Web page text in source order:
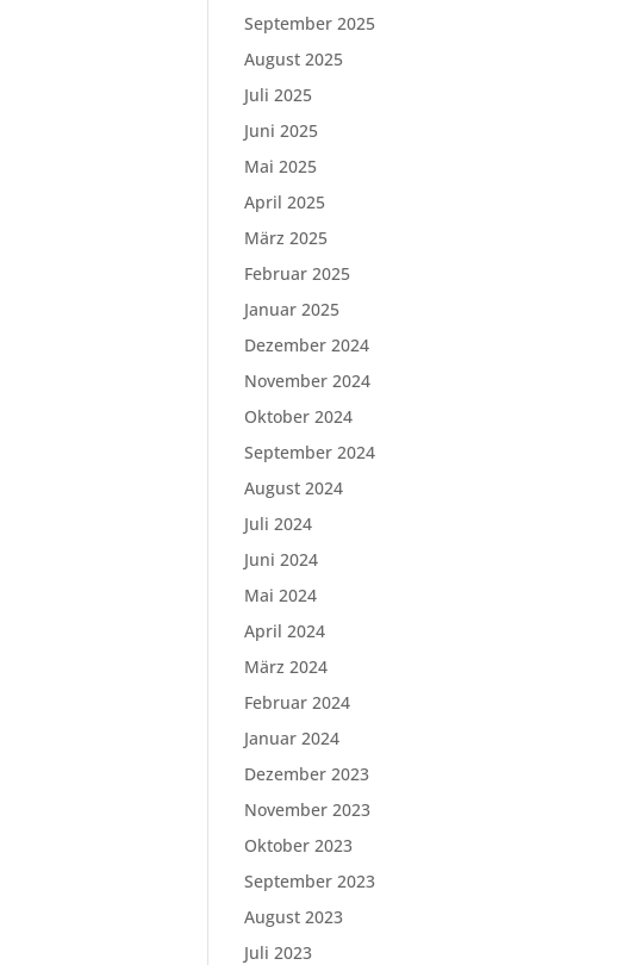
September 2025
August 2025
Juli 2025
Juni 2025
Mai 2025
April 2025
März 2025
Februar 2025
Januar 2025
Dezember 2024
November 2024
Oktober 2024
September 2024
August 2024
Juli 2024
Juni 2024
Mai 2024
April 2024
März 2024
Februar 2024
Januar 2024
Dezember 2023
November 2023
Oktober 2023
September 2023
August 2023
Juli 2023